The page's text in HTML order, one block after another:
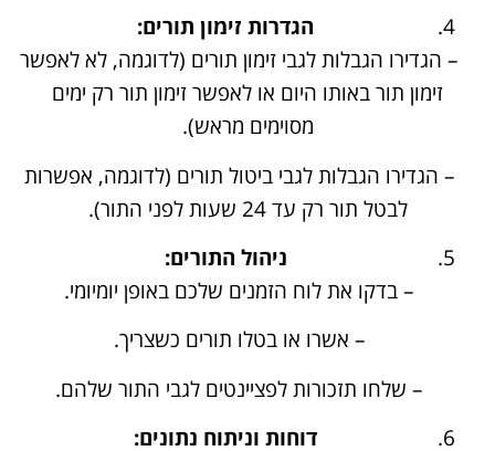
הגדרות זימון תורים:
– הגדירו הגבלות לגבי זימון תורים (לדוגמה, לא לאפשר
זימון תור באותו היום או לאפשר זימון תור רק ימים
מסוימים מראש).
– הגדירו הגבלות לגבי ביטול תורים (לדוגמה, אפשרות
לבטל תור רק עד 24 שעות לפני התור).
ניהול התורים:
– בדקו את לוח הזמנים שלכם באופן יומיומי.
– אשרו או בטלו תורים כשצריך.
– שלחו תזכורות לפציינטים לגבי התור שלהם.
דוחות וניתוח נתונים: